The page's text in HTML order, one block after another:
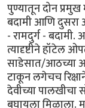
पुण्यातून दोन
बदामी आणि दुसरा
- रामदुर्ग -
त्यादृष्टीने हॉटेल
साडेसात/आठच्या
टाकून लगेचच
देवीच्या पालखीचा